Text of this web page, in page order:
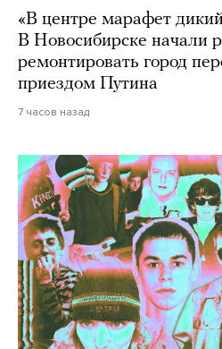
«В центре марафет
В Новосибирске начали
ремонтировать город
приездом Путина
7 часов назад